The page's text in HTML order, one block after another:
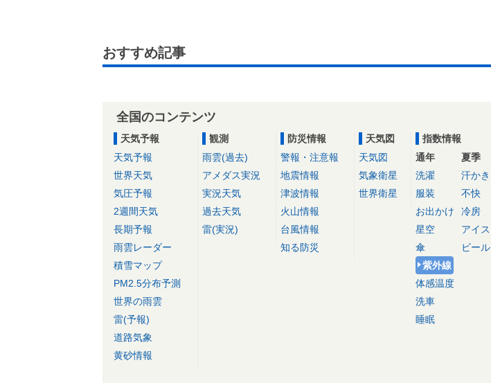
おすすめ記事
全国のコンテンツ
天気予報
天気予報
世界天気
気圧予報
2週間天気
長期予報
雨雲レーダー
積雪マップ
PM2.5分布予測
世界の雨雲
雷(予報)
道路気象
黄砂情報
観測
雨雲(過去)
アメダス実況
実況天気
過去天気
雷(実況)
防災情報
警報・注意報
地震情報
津波情報
火山情報
台風情報
知る防災
天気図
天気図
気象衛星
世界衛星
指数情報
通年
洗濯
服装
お出かけ
星空
傘
紫外線
体感温度
洗車
睡眠
夏季
汗かき
不快
冷房
アイス
ビール